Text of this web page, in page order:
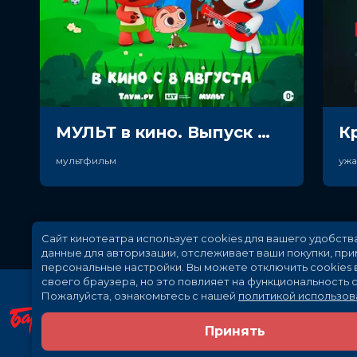
МУЛЬТ в кино. Выпуск №198. Некогда скучать (0+)
мультфильм
Сайт кинотеатра использует cookies для вашего
данные для авторизации, отслеживает ваши покупки,
персональные настройки. Вы можете отключить cookies
своего браузера, но это повлияет на функциональность
Пожалуйста, ознакомьтесь с нашей политикой
Принять